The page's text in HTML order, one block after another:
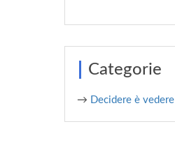
Categorie
→ Decidere è vedere